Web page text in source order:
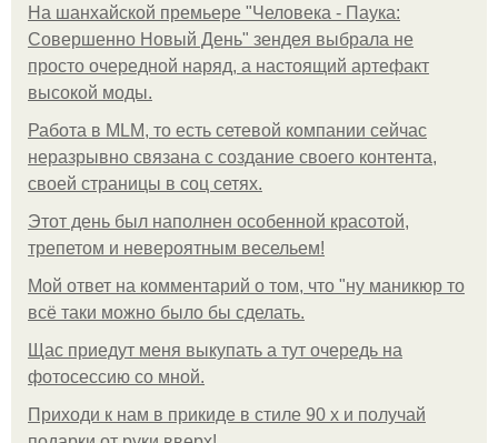
На шанхайской премьере "Человека - Паука:
Совершенно Новый День" зендея выбрала не
просто очередной наряд, а настоящий артефакт
высокой моды.
Работа в MLM, то есть сетевой компании сейчас
неразрывно связана с создание своего контента,
своей страницы в соц сетях.
Этот день был наполнен особенной красотой,
трепетом и невероятным весельем!
Мой ответ на комментарий о том, что "ну маникюр то
всё таки можно было бы сделать.
Щас приедут меня выкупать а тут очередь на
фотосессию со мной.
Приходи к нам в прикиде в стиле 90 х и получай